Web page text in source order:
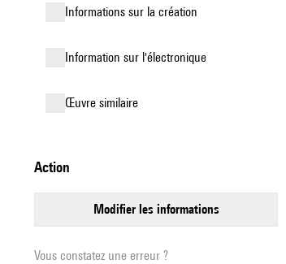
informations sur la création
Information sur l'électronique
œuvre similaire
action
modifier les informations
Vous constatez une erreur ?